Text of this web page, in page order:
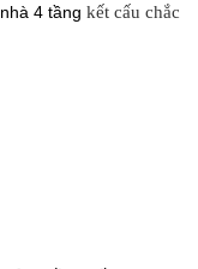
nhà 4 tầng kết cấu chắc